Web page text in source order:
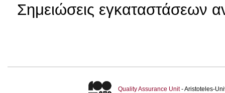
Σημειώσεις εγκαταστάσεων
Quality Assurance Unit- Aristoteles-